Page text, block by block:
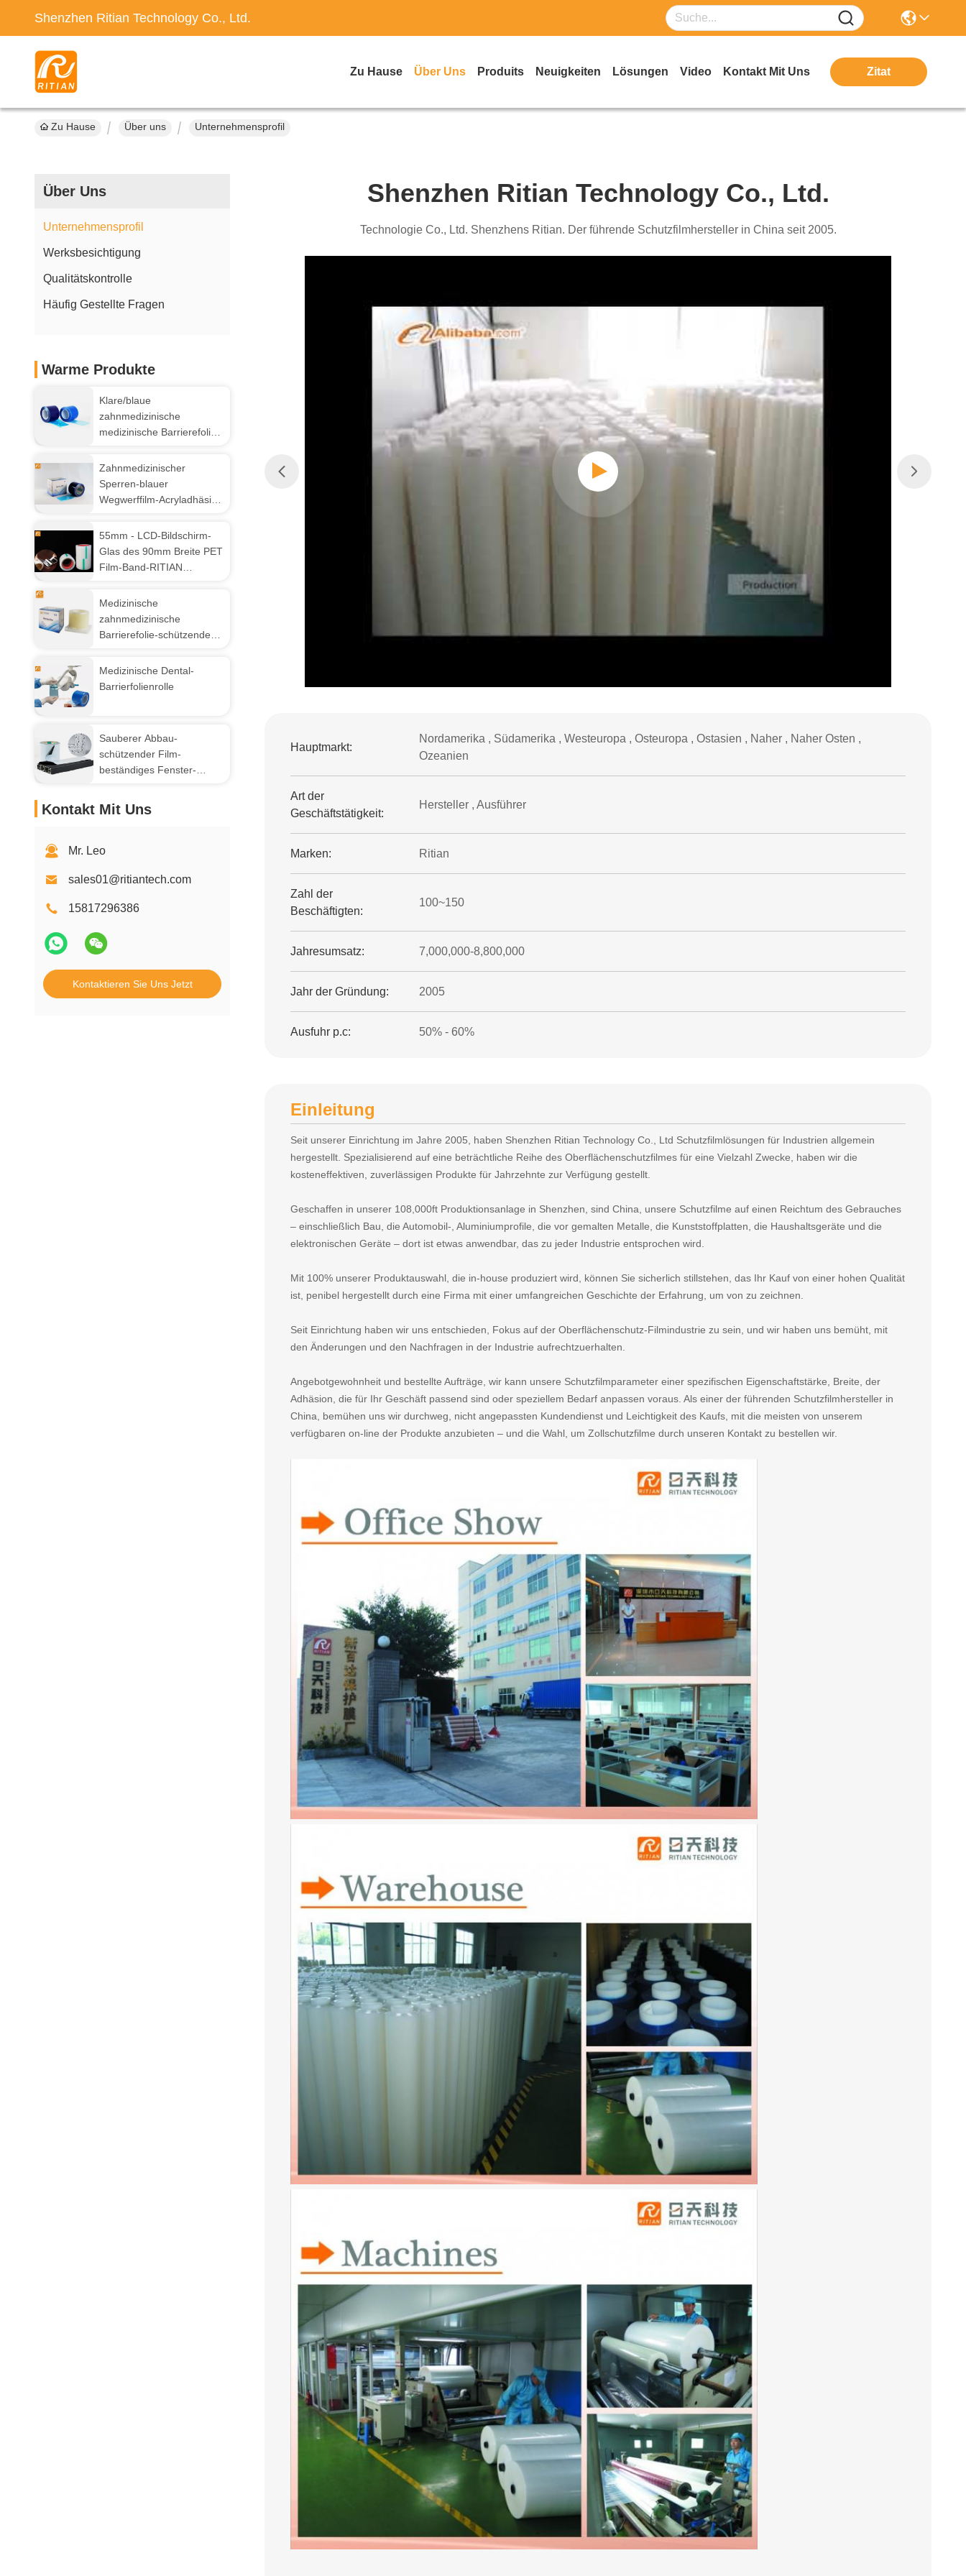
Shenzhen Ritian Technology Co., Ltd.
Zu Hause Über Uns Produits Neuigkeiten Lösungen Video Kontakt Mit Uns Zitat
Zu Hause Über uns Unternehmensprofil
Über Uns
Unternehmensprofil
Werksbesichtigung
Qualitätskontrolle
Häufig Gestellte Fragen
Warme Produkte
Klare/blaue
zahnmedizinische
medizinische Barrierefolie
pro Rolle Schritt für Schritt
fort
Zahnmedizinischer
Sperren-blauer
Wegwerffilm-Acryladhäsion
Rückstand-30-50 Mic
55mm - LCD-Bildschirm-
Glas des 90mm Breite PET
Film-Band-RITIAN
Medizinische
zahnmedizinische
Barrierefolie-schützende
Blätter X 6" 1200 treffen
zu,/entfernen sich
Medizinische Dental-
Barrierfolienrolle
Sauberer Abbau-
schützender Film-
beständiges Fenster-
AluminiumuVband
Kontakt Mit Uns
Mr. Leo
sales01@ritiantech.com
15817296386
Kontaktieren Sie Uns Jetzt
Shenzhen Ritian Technology Co., Ltd.
Technologie Co., Ltd. Shenzhens Ritian. Der führende Schutzfilmhersteller in China seit 2005.
Hauptmarkt:
Nordamerika , Südamerika , Westeuropa , Osteuropa , Ostasien , Naher , Naher Osten ,
Ozeanien
Art der
Geschäftstätigkeit:
Hersteller , Ausführer
Marken: Ritian
Zahl der
Beschäftigten:
100~150
Jahresumsatz: 7,000,000-8,800,000
Jahr der Gründung: 2005
Ausfuhr p.c: 50% - 60%
Einleitung
Seit unserer Einrichtung im Jahre 2005, haben Shenzhen Ritian Technology Co., Ltd Schutzfilmlösungen für Industrien allgemein
hergestellt. Spezialisierend auf eine beträchtliche Reihe des Oberflächenschutzfilmes für eine Vielzahl Zwecke, haben wir die
kosteneffektiven, zuverlässigen Produkte für Jahrzehnte zur Verfügung gestellt.
Geschaffen in unserer 108,000ft Produktionsanlage in Shenzhen, sind China, unsere Schutzfilme auf einen Reichtum des Gebrauches
– einschließlich Bau, die Automobil-, Aluminiumprofile, die vor gemalten Metalle, die Kunststoffplatten, die Haushaltsgeräte und die
elektronischen Geräte – dort ist etwas anwendbar, das zu jeder Industrie entsprochen wird.
Mit 100% unserer Produktauswahl, die in-house produziert wird, können Sie sicherlich stillstehen, das Ihr Kauf von einer hohen Qualität
ist, penibel hergestellt durch eine Firma mit einer umfangreichen Geschichte der Erfahrung, um von zu zeichnen.
Seit Einrichtung haben wir uns entschieden, Fokus auf der Oberflächenschutz-Filmindustrie zu sein, und wir haben uns bemüht, mit
den Änderungen und den Nachfragen in der Industrie aufrechtzuerhalten.
Angebotgewohnheit und bestellte Aufträge, wir kann unsere Schutzfilmparameter einer spezifischen Eigenschaftstärke, Breite, der
Adhäsion, die für Ihr Geschäft passend sind oder speziellem Bedarf anpassen voraus. Als einer der führenden Schutzfilmhersteller in
China, bemühen uns wir durchweg, nicht angepassten Kundendienst und Leichtigkeit des Kaufs, mit die meisten von unserem
verfügbaren on-line der Produkte anzubieten – und die Wahl, um Zollschutzfilme durch unseren Kontakt zu bestellen wir.